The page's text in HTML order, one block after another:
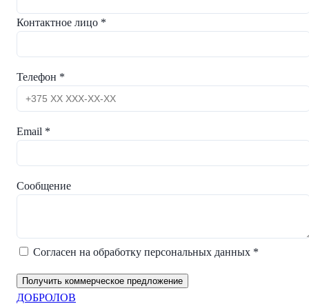
Контактное лицо *
Телефон *
Email *
Сообщение
Согласен на обработку персональных данных *
Получить коммерческое предложение
ДОБРОЛОВ